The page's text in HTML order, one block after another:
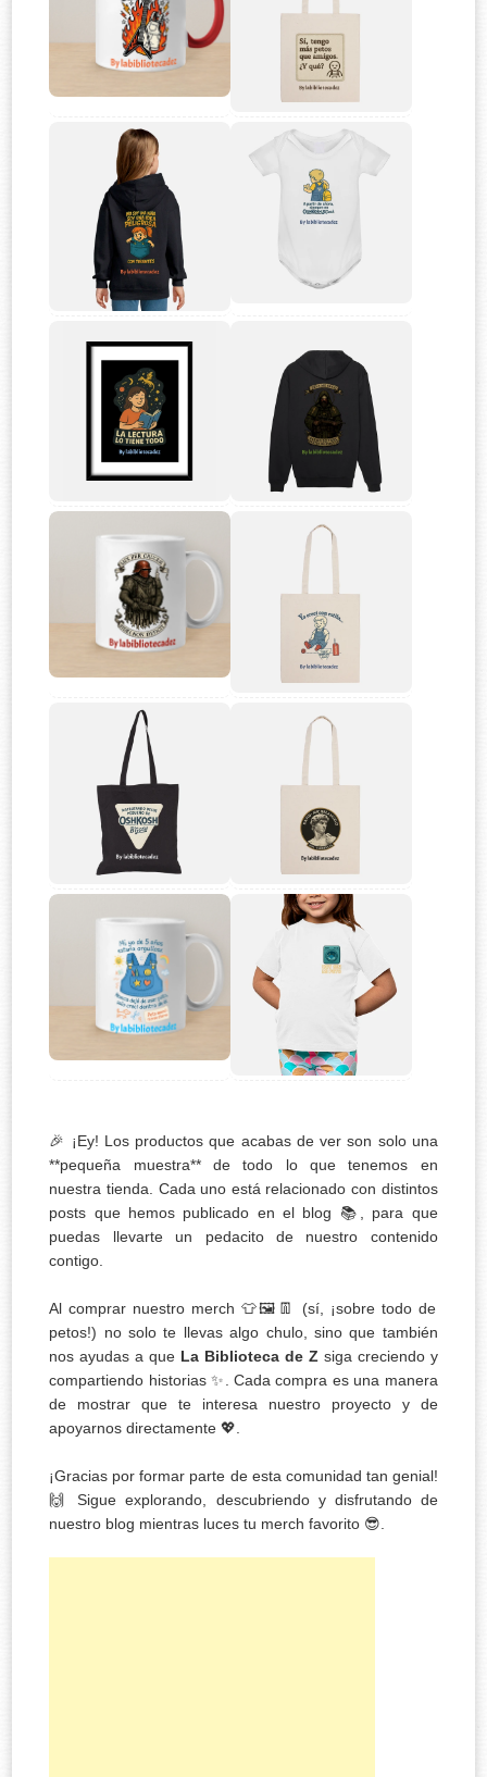
🎉 ¡Ey! Los productos que acabas de ver son solo una
**pequeña muestra** de todo lo que tenemos en
nuestra tienda. Cada uno está relacionado con distintos
posts que hemos publicado en el blog 📚, para que
puedas llevarte un pedacito de nuestro contenido
contigo.
Al comprar nuestro merch 👕🖼️👖 (sí, ¡sobre todo de
petos!) no solo te llevas algo chulo, sino que también
nos ayudas a que La Biblioteca de Z siga creciendo y
compartiendo historias ✨. Cada compra es una manera
de mostrar que te interesa nuestro proyecto y de
apoyarnos directamente 💖.
¡Gracias por formar parte de esta comunidad tan genial!
🙌 Sigue explorando, descubriendo y disfrutando de
nuestro blog mientras luces tu merch favorito 😎.